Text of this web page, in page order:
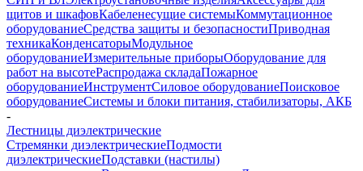
щитов и шкафовКабеленесущие системыКоммутационное
оборудованиеСредства защиты и безопасностиПриводная
техникаКонденсаторыМодульное
оборудованиеИзмерительные приборыОборудование для
работ на высотеРаспродажа складаПожарное
оборудованиеИнструментСиловое оборудованиеПоисковое
оборудованиеСистемы и блоки питания, стабилизаторы, АКБ
-
Лестницы диэлектрические
Стремянки диэлектрическиеПодмости
диэлектрическиеПодставки (настилы)